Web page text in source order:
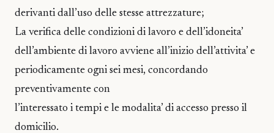
derivanti dall’uso delle stesse attrezzature;
La verifica delle condizioni di lavoro e dell’idoneita’
dell’ambiente di lavoro avviene all’inizio dell’attivita’ e
periodicamente ogni sei mesi, concordando
preventivamente con
l’interessato i tempi e le modalita’ di accesso presso il
domicilio.